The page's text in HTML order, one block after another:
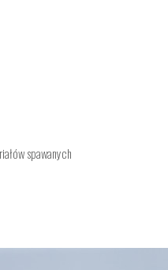
spawanych